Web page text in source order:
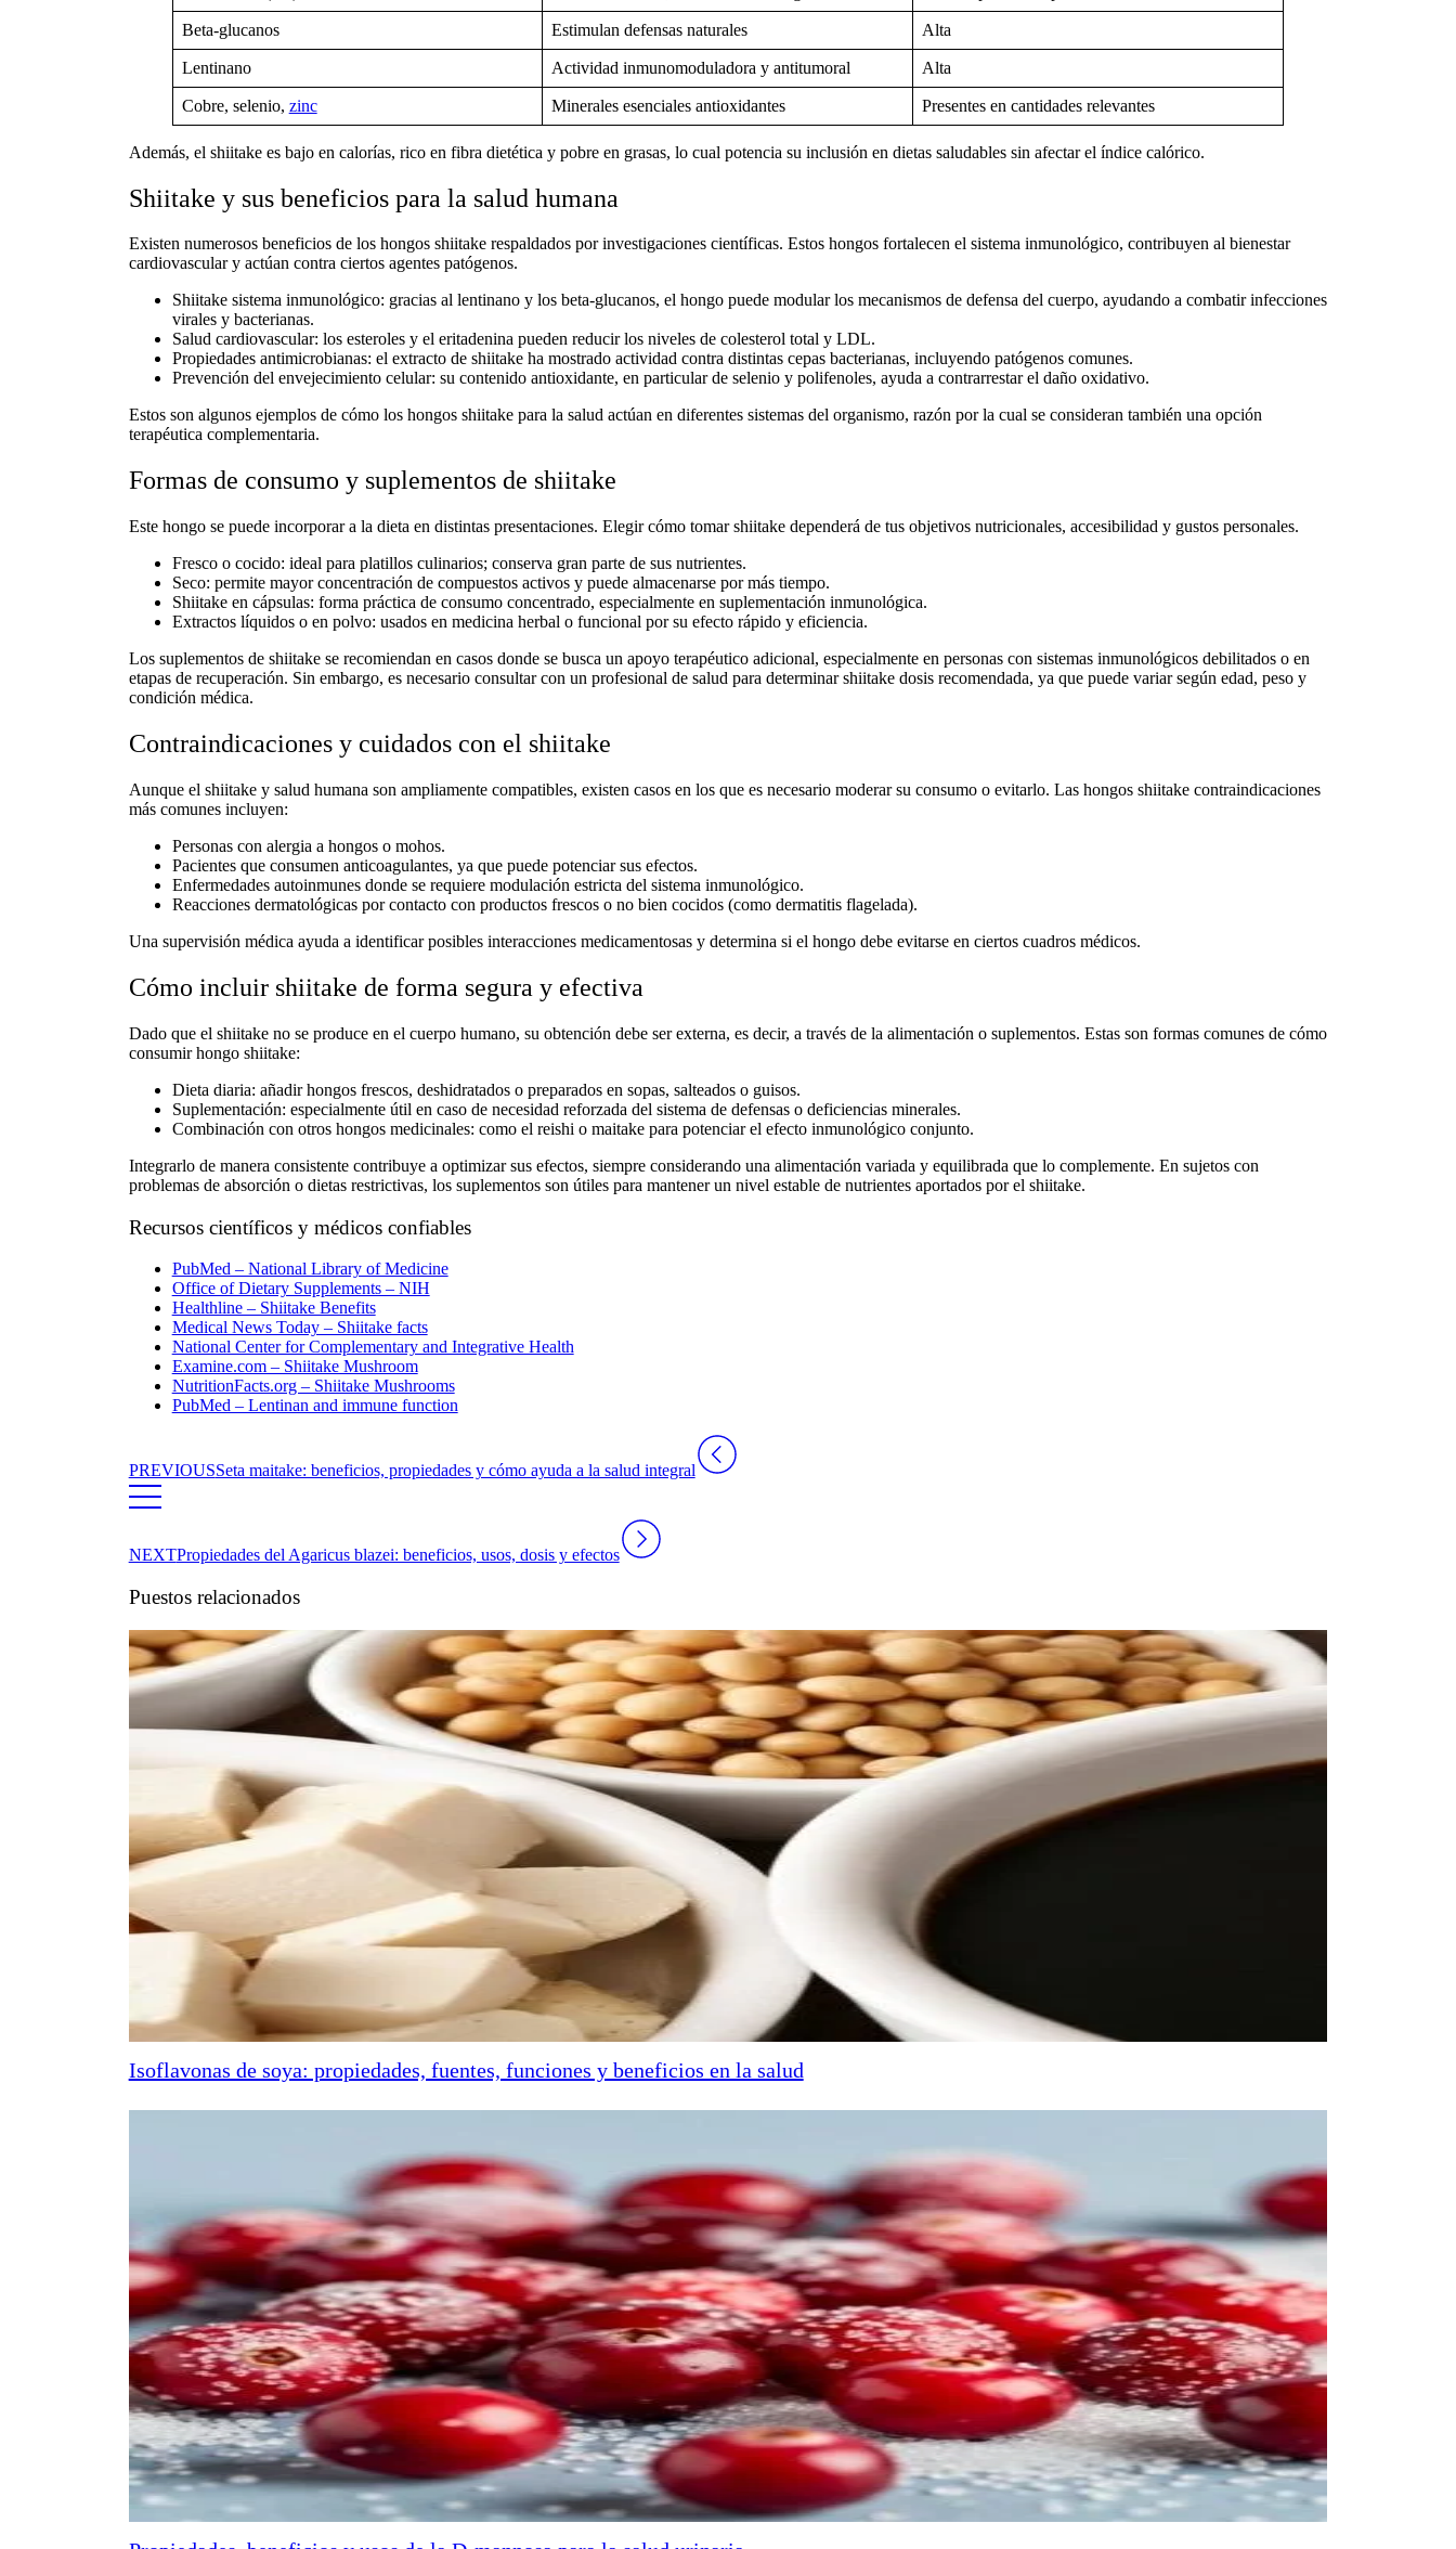
Beta-glucanos Estimulan defensas naturales Alta
Lentinano Actividad inmunomoduladora y antitumoral Alta
Cobre, selenio, zinc Minerales esenciales antioxidantes Presentes en cantidades relevantes
Además, el shiitake es bajo en calorías, rico en fibra dietética y pobre en grasas, lo cual potencia su inclusión en dietas saludables sin afectar el índice calórico.
Shiitake y sus beneficios para la salud humana
Existen numerosos beneficios de los hongos shiitakerespaldados por investigaciones científicas. Estos hongos fortalecen el sistema inmunológico, contribuyen al bienestar
cardiovascular y actúan contra ciertos agentes patógenos.
Shiitake sistema inmunológico: gracias al lentinano y los beta-glucanos, el hongo puede modular los mecanismos de defensa del cuerpo, ayudando a combatir infecciones
virales y bacterianas.
Salud cardiovascular: los esteroles y el eritadenina pueden reducir los niveles de colesterol total y LDL.
Propiedades antimicrobianas: el extracto de shiitake ha mostrado actividad contra distintas cepas bacterianas, incluyendo patógenos comunes.
Prevención del envejecimiento celular: su contenido antioxidante, en particular de selenio y polifenoles, ayuda a contrarrestar el daño oxidativo.
Estos son algunos ejemplos de cómo los hongos shiitake para la saludactúan en diferentes sistemas del organismo, razón por la cual se consideran también una opción
terapéutica complementaria.
Formas de consumo y suplementos de shiitake
Este hongo se puede incorporar a la dieta en distintas presentaciones. Elegircómo tomar shiitakedependerá de tus objetivos nutricionales, accesibilidad y gustos personales.
Fresco o cocido: ideal para platillos culinarios; conserva gran parte de sus nutrientes.
Seco: permite mayor concentración de compuestos activos y puede almacenarse por más tiempo.
Shiitake en cápsulas: forma práctica de consumo concentrado, especialmente en suplementación inmunológica.
Extractos líquidos o en polvo: usados en medicina herbal o funcional por su efecto rápido y eficiencia.
Los suplementos de shiitakese recomiendan en casos donde se busca un apoyo terapéutico adicional, especialmente en personas con sistemas inmunológicos debilitados o en
etapas de recuperación. Sin embargo, es necesario consultar con un profesional de salud para determinarshiitake dosis recomendada, ya que puede variar según edad, peso y
condición médica.
Contraindicaciones y cuidados con el shiitake
Aunque el shiitake y salud humana son ampliamente compatibles, existen casos en los que es necesario moderar su consumo o evitarlo. Las hongos shiitake contraindicaciones
más comunes incluyen:
Personas con alergia a hongos o mohos.
Pacientes que consumen anticoagulantes, ya que puede potenciar sus efectos.
Enfermedades autoinmunes donde se requiere modulación estricta del sistema inmunológico.
Reacciones dermatológicas por contacto con productos frescos o no bien cocidos (como dermatitis flagelada).
Una supervisión médica ayuda a identificar posibles interacciones medicamentosas y determina si el hongo debe evitarse en ciertos cuadros médicos.
Cómo incluir shiitake de forma segura y efectiva
Dado que el shiitake no se produce en el cuerpo humano, su obtención debe ser externa, es decir, a través de la alimentación o suplementos. Estas son formas comunes de cómo
consumir hongo shiitake:
Dieta diaria: añadir hongos frescos, deshidratados o preparados en sopas, salteados o guisos.
Suplementación: especialmente útil en caso de necesidad reforzada del sistema de defensas o deficiencias minerales.
Combinación con otros hongos medicinales: como el reishi o maitake para potenciar el efecto inmunológico conjunto.
Integrarlo de manera consistente contribuye a optimizar sus efectos, siempre considerando una alimentación variada y equilibrada que lo complemente. En sujetos con
problemas de absorción o dietas restrictivas, los suplementos son útiles para mantener un nivel estable de nutrientes aportados por el shiitake.
Recursos científicos y médicos confiables
PubMed – National Library of Medicine
Office of Dietary Supplements – NIH
Healthline – Shiitake Benefits
Medical News Today – Shiitake facts
National Center for Complementary and Integrative Health
Examine.com – Shiitake Mushroom
NutritionFacts.org – Shiitake Mushrooms
PubMed – Lentinan and immune function
PREVIOUSSeta maitake: beneficios, propiedades y cómo ayuda a la salud integral
NEXTPropiedades del Agaricus blazei: beneficios, usos, dosis y efectos
Puestos relacionados
Isoflavonas de soya: propiedades, fuentes, funciones y beneficios en la salud